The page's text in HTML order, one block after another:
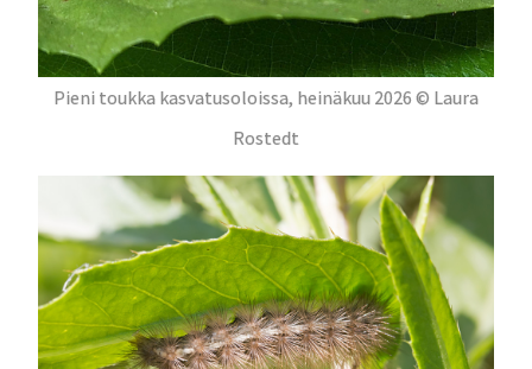
Pieni toukka kasvatusoloissa, heinäkuu 2026 © Laura
Rostedt